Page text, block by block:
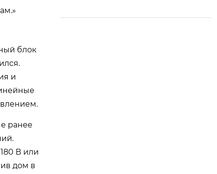
блок
и
ранее
В или
дом в
рматоры тока для с
учно-исследовател